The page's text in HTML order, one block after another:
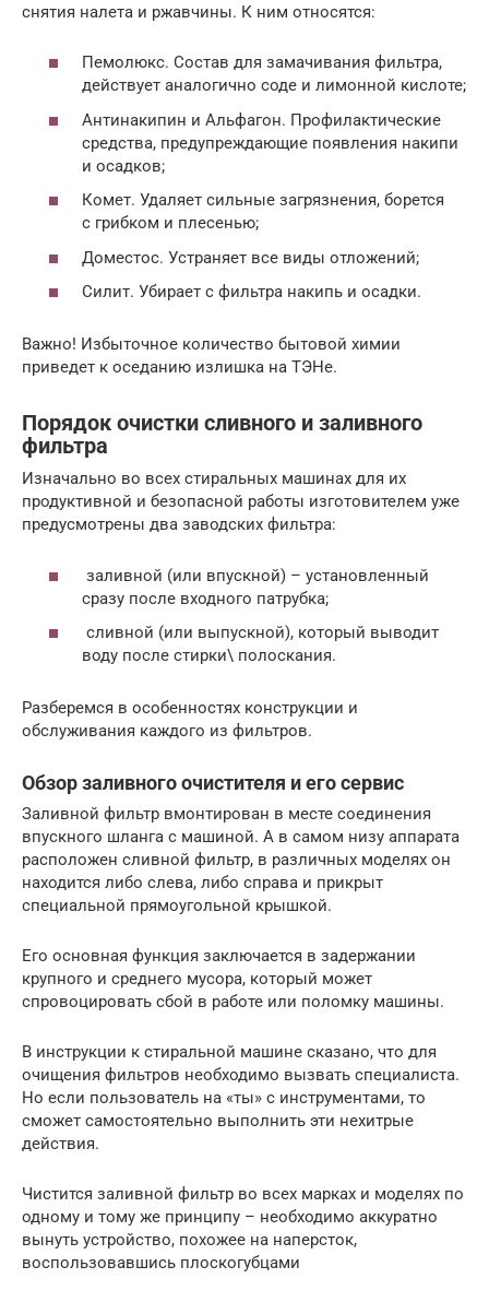
снятия налета и ржавчины. К ним относятся:
Пемолюкс. Состав для замачивания фильтра,
действует аналогично соде и лимонной кислоте;
Антинакипин и Альфагон. Профилактические
средства, предупреждающие появления накипи
и осадков;
Комет. Удаляет сильные загрязнения, борется
с грибком и плесенью;
Доместос. Устраняет все виды отложений;
Силит. Убирает с фильтра накипь и осадки.
Важно! Избыточное количество бытовой химии
приведет к оседанию излишка на ТЭНе.
Порядок очистки сливного и заливного
фильтра
Изначально во всех стиральных машинах для их
продуктивной и безопасной работы изготовителем уже
предусмотрены два заводских фильтра:
заливной (или впускной) – установленный
сразу после входного патрубка;
сливной (или выпускной), который выводит
воду после стирки\ полоскания.
Разберемся в особенностях конструкции и
обслуживания каждого из фильтров.
Обзор заливного очистителя и его сервис
Заливной фильтр вмонтирован в месте соединения
впускного шланга с машиной. А в самом низу аппарата
расположен сливной фильтр, в различных моделях он
находится либо слева, либо справа и прикрыт
специальной прямоугольной крышкой.
Его основная функция заключается в задержании
крупного и среднего мусора, который может
спровоцировать сбой в работе или поломку машины.
В инструкции к стиральной машине сказано, что для
очищения фильтров необходимо вызвать специалиста.
Но если пользователь на «ты» с инструментами, то
сможет самостоятельно выполнить эти нехитрые
действия.
Чистится заливной фильтр во всех марках и моделях по
одному и тому же принципу – необходимо аккуратно
вынуть устройство, похожее на наперсток,
воспользовавшись плоскогубцами